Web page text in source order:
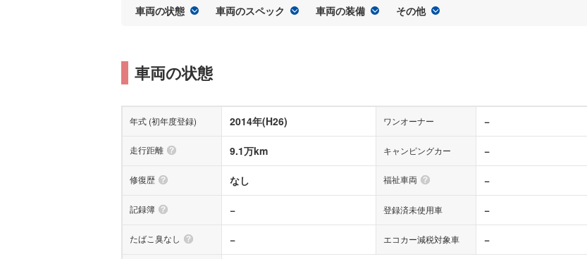
車両の状態 車両のスペック 車両の装備 その他
車両の状態
年式 (初年度登録) 2014年(H26) ワンオーナー −
走行距離 9.1万km キャンピングカー −
修復歴 なし 福祉車両 −
記録簿 − 登録済未使用車 −
たばこ臭なし − エコカー減税対象車 −